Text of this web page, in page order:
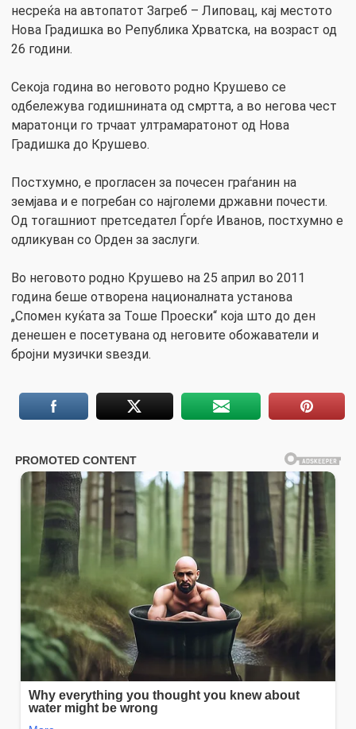
несреќа на автопатот Загреб – Липовац, кај местото
Нова Градишка во Република Хрватска, на возраст од
26 години.
Секоја година во неговото родно Крушево се
одбележува годишнината од смртта, а во негова чест
маратонци го трчаат ултрамаратонот од Нова
Градишка до Крушево.
Постхумно, е прогласен за почесен граѓанин на
земјава и е погребан со најголеми државни почести.
Од тогашниот претседател Ѓорѓе Иванов, постхумно е
одликуван со Орден за заслуги.
Во неговото родно Крушево на 25 април во 2011
година беше отворена националната установа
„Спомен куќата за Тоше Проески“ која што до ден
денешен е посетувана од неговите обожаватели и
бројни музички ѕвезди.